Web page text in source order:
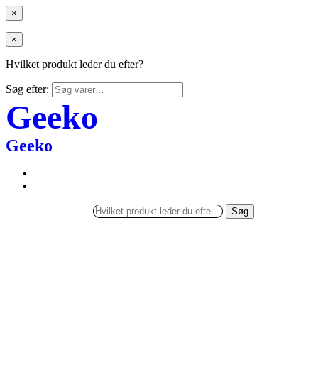
×
×
Hvilket produkt leder du efter?
Søg efter:
Geeko
Geeko
Søg